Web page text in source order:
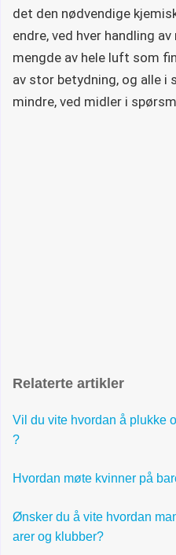
det den nødvendige
endre, ved hver handling
mengde av hele luft som
av stor betydning, og alle i
mindre, ved midler i
Relaterte artikler
Vil du vite hvordan å plukke
?
Hvordan møte kvinner på
Ønsker du å vite hvordan
arer og klubber?